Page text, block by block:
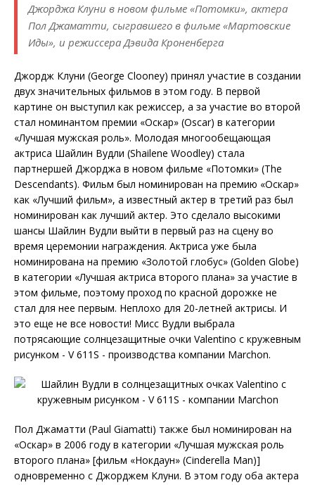
Джорджа Клуни в новом фильме «Потомки», актера
Пол Джаматти, сыгравшего в фильме «Мартовские
Иды», и режиссера Дэвида Кроненберга
Джордж Клуни (George Clooney) принял участие в создании
двух значительных фильмов в этом году. В первой
картине он выступил как режиссер, а за участие во второй
стал номинантом премии «Оскар» (Oscar) в категории
«Лучшая мужская роль». Молодая многообещающая
актриса Шайлин Вудли (Shailene Woodley) стала
партнершей Джорджа в новом фильме «Потомки» (The
Descendants). Фильм был номинирован на премию «Оскар»
как «Лучший фильм», а известный актер в третий раз был
номинирован как лучший актер. Это сделало высокими
шансы Шайлин Вудли выйти в первый раз на сцену во
время церемонии награждения. Актриса уже была
номинирована на премию «Золотой глобус» (Golden Globe)
в категории «Лучшая актриса второго плана» за участие в
этом фильме, поэтому проход по красной дорожке не
стал для нее первым. Неплохо для 20-летней актрисы. И
это еще не все новости! Мисс Вудли выбрала
потрясающие солнцезащитные очки Valentino с кружевным
рисунком - V 611S - производства компании Marchon.
Пол Джаматти (Paul Giamatti) также был номинирован на
«Оскар» в 2006 году в категории «Лучшая мужская роль
второго плана» [фильм «Нокдаун» (Cinderella Man)]
одновременно с Джорджем Клуни. В этом году оба актера